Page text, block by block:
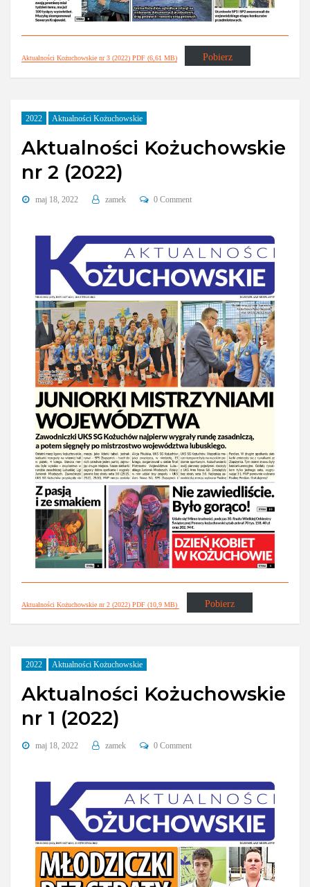
Aktualności Kożuchowskie nr 3 (2022) PDF (6,61 MB) Pobierz
2022 Aktualności Kożuchowskie
Aktualności Kożuchowskie
nr 2 (2022)
maj 18, 2022 zamek 0 Comment
Aktualności Kożuchowskie nr 2 (2022) PDF (10,9 MB) Pobierz
2022 Aktualności Kożuchowskie
Aktualności Kożuchowskie
nr 1 (2022)
maj 18, 2022 zamek 0 Comment